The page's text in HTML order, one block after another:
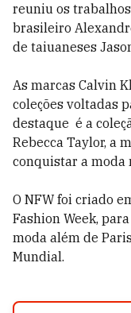
reuniu os
brasileiro
de taiuaneses
As marcas Calvin
coleções voltadas
destaque é a
Rebecca Taylor, a
conquistar a moda
O NFW foi criado
Fashion Week,
moda além de
Mundial.